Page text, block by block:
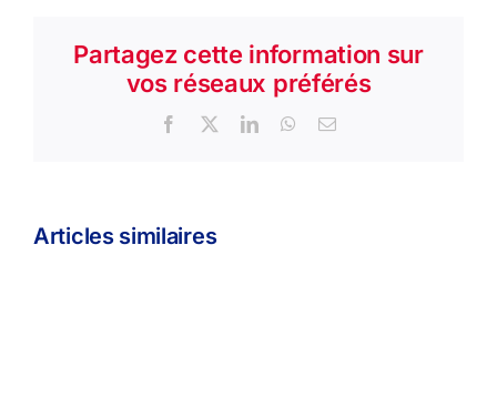
Partagez cette information sur
vos réseaux préférés
Facebook
X LinkedInWhatsApp
Email
Articles similaires